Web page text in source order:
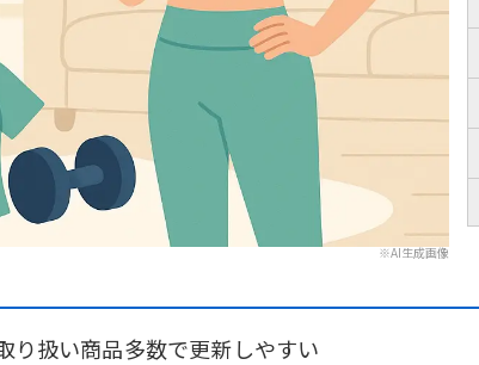
※AI生成画像
り扱い商品多数で更新しやすい